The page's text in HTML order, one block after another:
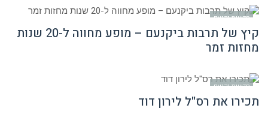
חדשות יקנעם
קיץ של תרבות ביקנעם – מופע מחווה ל-20 שנות
מחזות זמר
חדשות יקנעם
תכירו את רס"ל לירון דוד